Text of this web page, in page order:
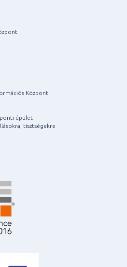
Központ
épület
tisztségekre